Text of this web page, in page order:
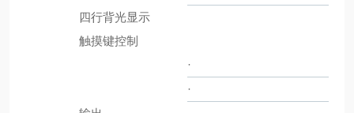
四行背光显示
触摸键控制
·
·